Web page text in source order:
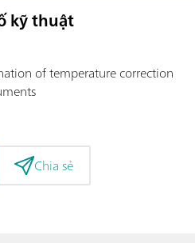
kỹ thuật
of temperature correction
Chia sẻ